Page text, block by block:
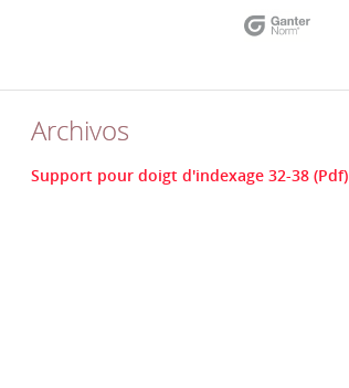
Archivos
Support pour doigt d'indexage 32-38 (Pdf)